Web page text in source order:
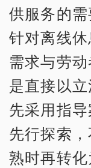
供服务的
针对离线
需求与劳
是直接以
先采用指
先行探索
熟时再转